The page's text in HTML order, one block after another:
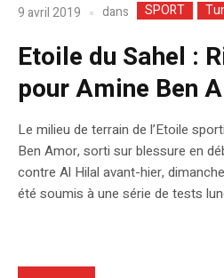
9 avril 2019 dans SPORT
Etoile du Sahel :
pour Amine Ben
Le milieu de terrain de l’Etoile
Ben Amor, sorti sur blessure en
contre Al Hilal avant-hier,
été soumis à une série de tests